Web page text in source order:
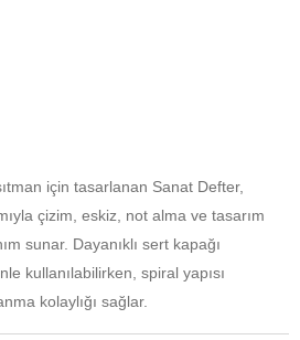
için tasarlanan Sanat Defter,
çizim, eskiz, not alma ve tasarım
sunar. Dayanıklı sert kapağı
kullanılabilirken, spiral yapısı
kolaylığı sağlar.